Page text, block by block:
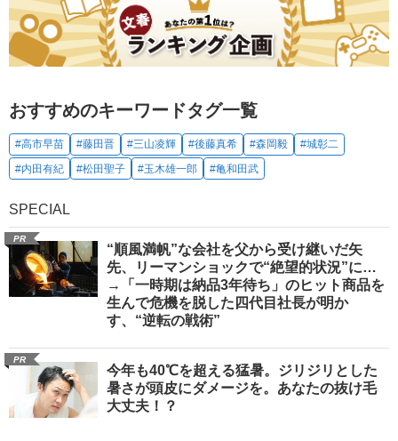
おすすめのキーワードタグ一覧
#高市早苗 #藤田晋 #三山凌輝 #後藤真希 #森岡毅
#城彰二
#内田有紀
#松田聖子 #玉木雄一郎 #亀和田武
SPECIAL
PR
“順風満帆”な会社を父から受け継いだ矢
先、リーマンショックで“絶望的状況”に…
→「一時期は納品3年待ち」のヒット商品を
生んで危機を脱した四代目社長が明か
す、“逆転の戦術”
PR
今年も40℃を超える猛暑。ジリジリとした
暑さが頭皮にダメージを。あなたの抜け毛
大丈夫！？